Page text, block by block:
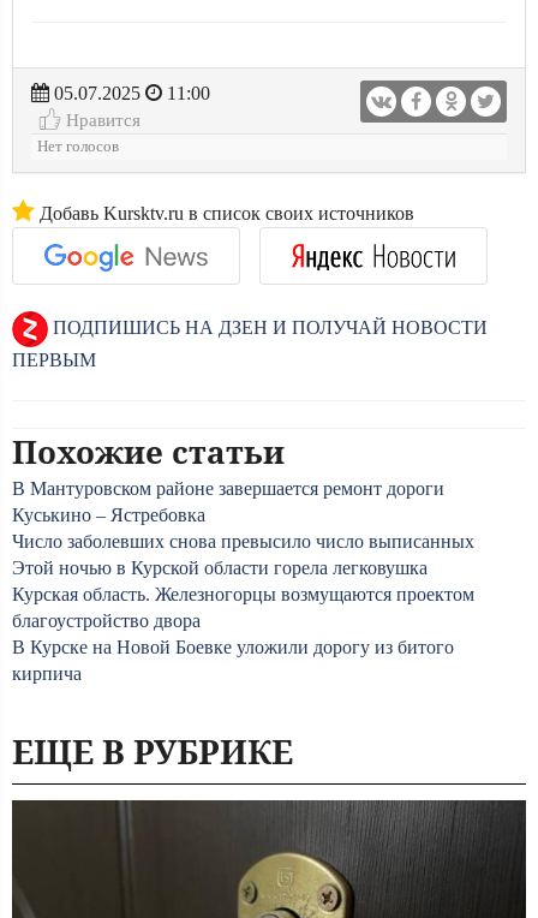
05.07.2025
11:00
Нравится
Нет голосов
Добавь Kursktv.ru в список своих источников
ПОДПИШИСЬ НА ДЗЕН И ПОЛУЧАЙ НОВОСТИ
ПЕРВЫМ
Похожие статьи
В Мантуровском районе завершается ремонт дороги
Куськино – Ястребовка
Число заболевших снова превысило число выписанных
Этой ночью в Курской области горела легковушка
Курская область. Железногорцы возмущаются проектом
благоустройство двора
В Курске на Новой Боевке уложили дорогу из битого
кирпича
ЕЩЕ В РУБРИКЕ